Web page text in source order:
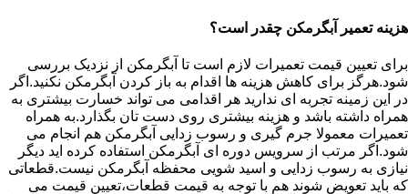
هزینه تعمیر آبگرمکن چقدر است؟
برای تعیین قیمت تعمیرات لازم است تا آبگرمکن از نزدیک بررسی
شود.هرگز برای کاهش هزینه ها اقدام به باز کردن آبگرمکن نکنید.اگر
در این زمینه تجربه ای ندارید هر اقدامی می تواند خسارت بیشتری به
همراه داشته باشد و هزینه بیشتری روی دست تان بگذارد.به همراه
تعمیرات معمولا جرم گیری و رسوب زدایی آبگرمکن هم انجام می
شود.اگر مرتب از سرویس دوره ای آبگرمکن استفاده کرده اید دیگر
نیازی به رسوب زدایی و اسید شویی محفظه آبگرمکن نیست.قطعاتی
که باید تعویض شوند هم با توجه به قیمت قطعات،تعیین قیمت می